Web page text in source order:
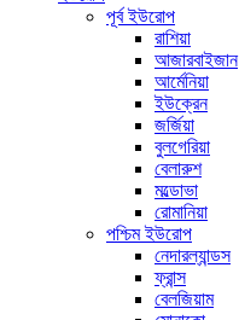
পূর্ব ইউরোপ
রাশিয়া
আজারবাইজান
আর্মেনিয়া
ইউক্রেন
জর্জিয়া
বুলগেরিয়া
বেলারুশ
মল্ডোভা
রোমানিয়া
পশ্চিম ইউরোপ
নেদারল্যান্ডস
ফ্রান্স
বেলজিয়াম